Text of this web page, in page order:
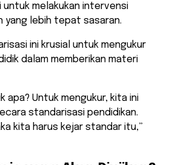
untuk melakukan intervensi
yang lebih tepat sasaran.
ini krusial untuk mengukur
dalam memberikan materi
apa? Untuk mengukur, kita ini
standarisasi pendidikan.
kita harus kejar standar itu,”